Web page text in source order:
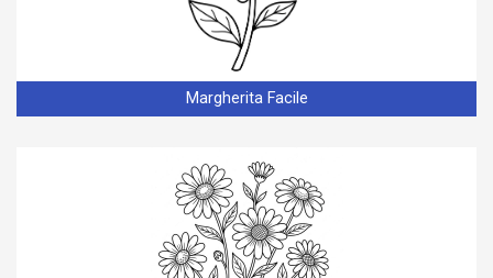
Margherita Facile